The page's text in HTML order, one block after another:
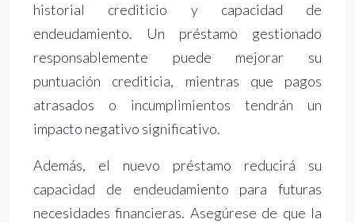
historial crediticio y capacidad de
endeudamiento. Un préstamo gestionado
responsablemente puede mejorar su
puntuación crediticia, mientras que pagos
atrasados o incumplimientos tendrán un
impacto negativo significativo.
Además, el nuevo préstamo reducirá su
capacidad de endeudamiento para futuras
necesidades financieras. Asegúrese de que la